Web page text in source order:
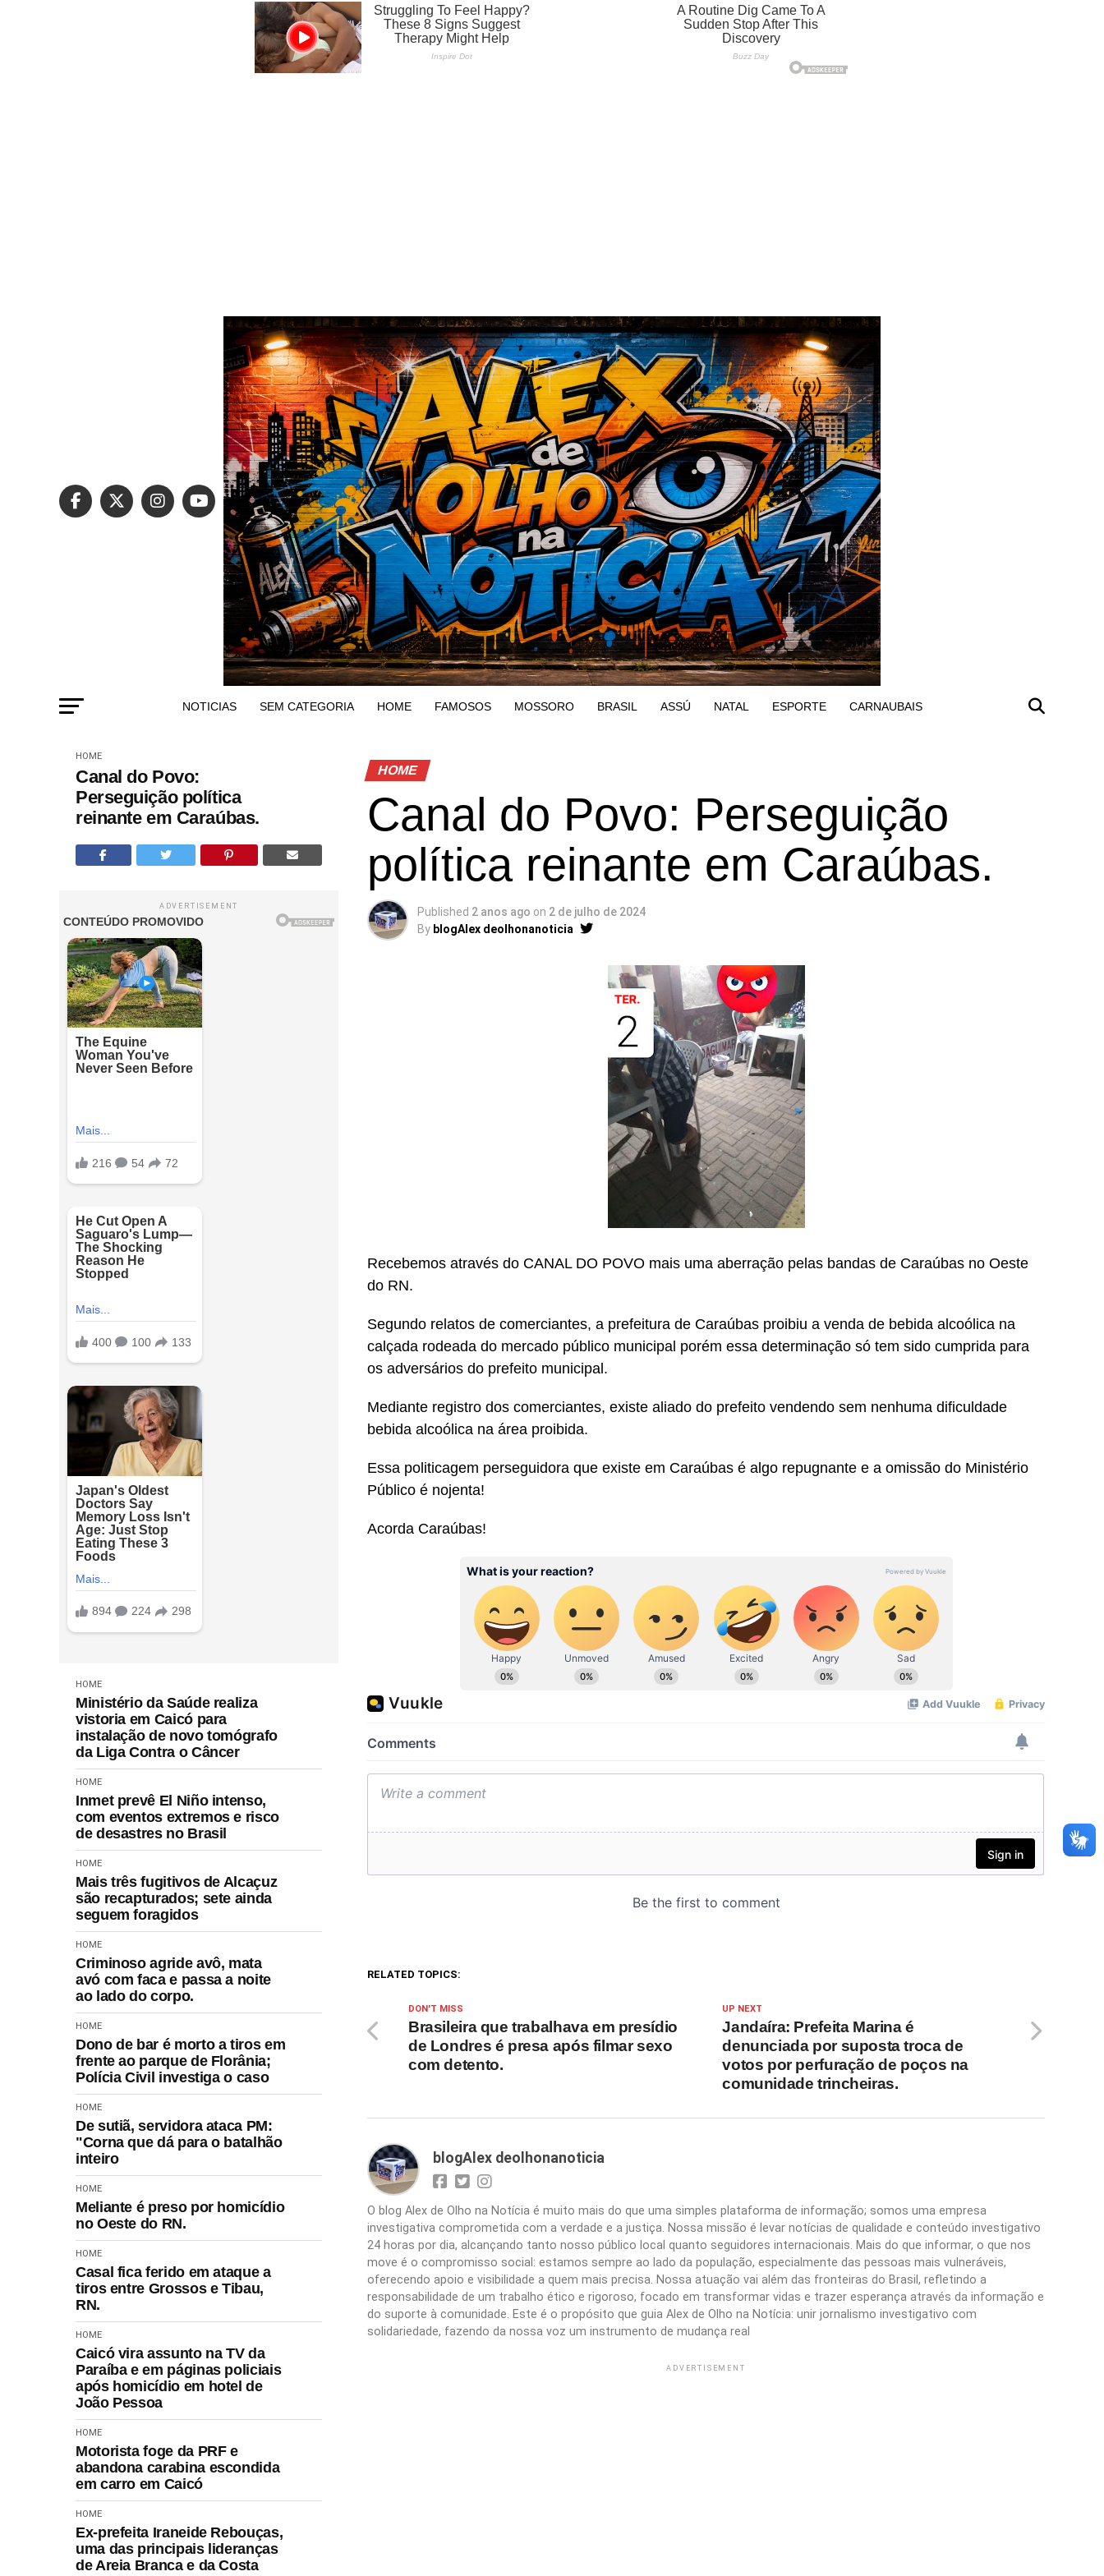
NOTICIAS SEM CATEGORIA HOME FAMOSOS MOSSORO BRASIL ASSÚ NATAL ESPORTE CARNAUBAIS
HOME
Canal do Povo:
Perseguição política
reinante em Caraúbas.
ADVERTISEMENT
HOME
Ministério da Saúde realiza
vistoria em Caicó para
instalação de novo tomógrafo
da Liga Contra o Câncer
HOME
Inmet prevê El Niño intenso,
com eventos extremos e risco
de desastres no Brasil
HOME
Mais três fugitivos de Alcaçuz
são recapturados; sete ainda
seguem foragidos
HOME
Criminoso agride avô, mata
avó com faca e passa a noite
ao lado do corpo.
HOME
Dono de bar é morto a tiros em
frente ao parque de Florânia;
Polícia Civil investiga o caso
HOME
De sutiã, servidora ataca PM:
"Corna que dá para o batalhão
inteiro
HOME
Meliante é preso por homicídio
no Oeste do RN.
HOME
Casal fica ferido em ataque a
tiros entre Grossos e Tibau,
RN.
HOME
Caicó vira assunto na TV da
Paraíba e em páginas policiais
após homicídio em hotel de
João Pessoa
HOME
Motorista foge da PRF e
abandona carabina escondida
em carro em Caicó
HOME
Ex-prefeita Iraneide Rebouças,
uma das principais lideranças
de Areia Branca e da Costa
HOME
Canal do Povo: Perseguição
política reinante em Caraúbas.
Published 2 anos ago on 2 de julho de 2024
By blogAlex deolhonanoticia
Recebemos através do CANAL DO POVO mais uma aberração pelas bandas de Caraúbas no Oeste
do RN.
Segundo relatos de comerciantes, a prefeitura de Caraúbas proibiu a venda de bebida alcoólica na
calçada rodeada do mercado público municipal porém essa determinação só tem sido cumprida para
os adversários do prefeito municipal.
Mediante registro dos comerciantes, existe aliado do prefeito vendendo sem nenhuma dificuldade
bebida alcoólica na área proibida.
Essa politicagem perseguidora que existe em Caraúbas é algo repugnante e a omissão do Ministério
Público é nojenta!
Acorda Caraúbas!
RELATED TOPICS:
UP NEXT
Jandaíra: Prefeita Marina é
denunciada por suposta troca de
votos por perfuração de poços na
comunidade trincheiras.
DON'T MISS
Brasileira que trabalhava em presídio
de Londres é presa após filmar sexo
com detento.
blogAlex deolhonanoticia
O blog Alex de Olho na Notícia é muito mais do que uma simples plataforma de informação; somos uma empresa
investigativa comprometida com a verdade e a justiça. Nossa missão é levar notícias de qualidade e conteúdo investigativo
24 horas por dia, alcançando tanto nosso público local quanto seguidores internacionais. Mais do que informar, o que nos
move é o compromisso social: estamos sempre ao lado da população, especialmente das pessoas mais vulneráveis,
oferecendo apoio e visibilidade a quem mais precisa. Nossa atuação vai além das fronteiras do Brasil, refletindo a
responsabilidade de um trabalho ético e rigoroso, focado em transformar vidas e trazer esperança através da informação e
do suporte à comunidade. Este é o propósito que guia Alex de Olho na Notícia: unir jornalismo investigativo com
solidariedade, fazendo da nossa voz um instrumento de mudança real
ADVERTISEMENT